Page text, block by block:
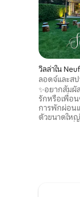
วิลล่าใน
ลอดจ์และส
ภาพยนตร์~
✨อยากสัมผั
รักหรือเพื่อนๆ ไหม❤️ ให้
การพักผ่อนแ
ตัวขนาดให
ผ่อนคลาย
• อ่างน้ำร้อ